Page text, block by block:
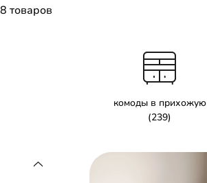
товаров
комоды в прихожую
(239)